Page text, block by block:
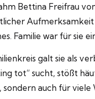
Bettina Freifrau
Familie war für sie
galt sie als
tot“ sucht, stößt
auch für